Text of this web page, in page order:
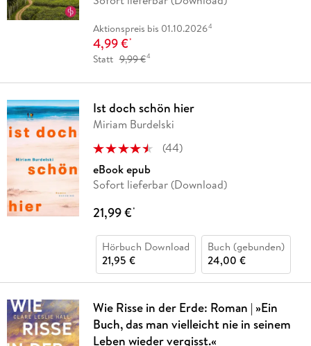
Aktionspreis bis 01.10.20264
4,99 €*
Statt 9,99 €4
Ist doch schön hier
Miriam Burdelski
(44)
eBook epub
Sofort lieferbar (Download)
21,99 €*
Hörbuch Download
21,95 €
Buch (gebunden)
24,00 €
Wie Risse in der Erde: Roman | »Ein
Buch, das man vielleicht nie in seinem
Leben wieder vergisst.«